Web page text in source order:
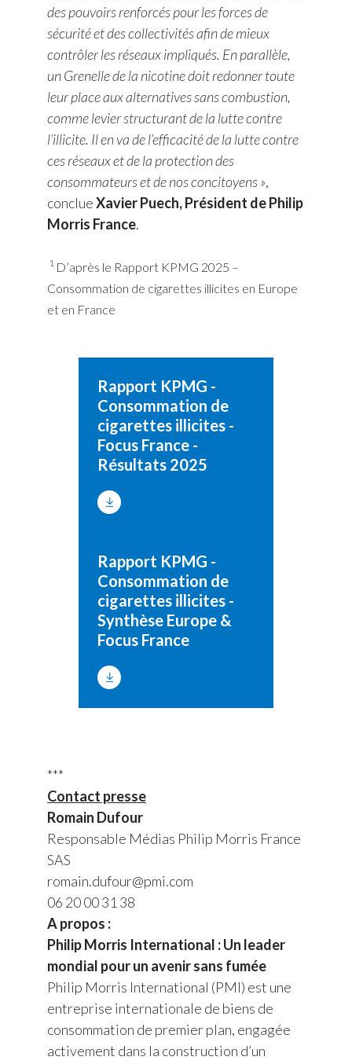
des pouvoirs renforcés pour les forces de
sécurité et des collectivités afin de mieux
contrôler les réseaux impliqués. En parallèle,
un Grenelle de la nicotine doit redonner toute
leur place aux alternatives sans combustion,
comme levier structurant de la lutte contre
l’illicite. Il en va de l’efficacité de la lutte contre
ces réseaux et de la protection des
consommateurs et de nos concitoyens »,
conclueXavier Puech, Président de Philip
Morris France.
1 D’après le Rapport KPMG 2025 –
Consommation de cigarettes illicites en Europe
et en France
Rapport KPMG -
Consommation de
cigarettes illicites -
Focus France -
Résultats 2025
Rapport KPMG -
Consommation de
cigarettes illicites -
Synthèse Europe &
Focus France
***
Contact presse
Romain Dufour
Responsable Médias Philip Morris France
SAS
romain.dufour@pmi.com
06 20 00 31 38
A propos :
Philip Morris International : Un leader
mondial pour un avenir sans fumée
Philip Morris International (PMI) est une
entreprise internationale de biens de
consommation de premier plan, engagée
activement dans la construction d’un